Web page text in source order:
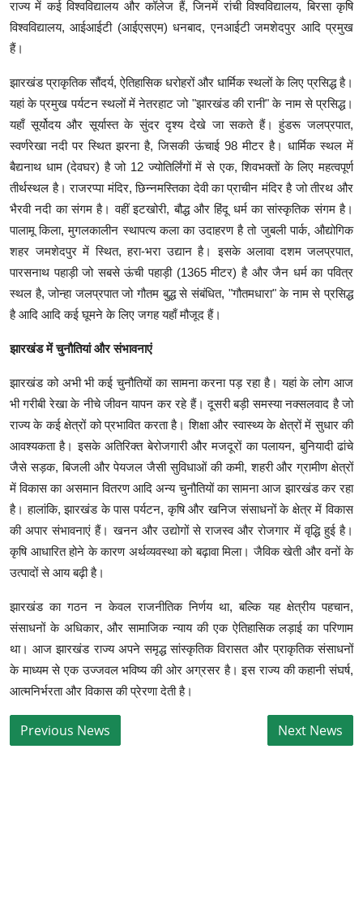
राज्य में कई विश्वविद्यालय और कॉलेज हैं, जिनमें रांची विश्वविद्यालय, बिरसा कृषि
विश्वविद्यालय, आईआईटी (आईएसएम) धनबाद, एनआईटी जमशेदपुर आदि प्रमुख
हैं।
झारखंड प्राकृतिक सौंदर्य, ऐतिहासिक धरोहरों और धार्मिक स्थलों के लिए प्रसिद्ध है।
यहां के प्रमुख पर्यटन स्थलों में नेतरहाट जो "झारखंड की रानी" के नाम से प्रसिद्ध।
यहाँ सूर्योदय और सूर्यास्त के सुंदर दृश्य देखे जा सकते हैं। हुंडरू जलप्रपात,
स्वर्णरेखा नदी पर स्थित झरना है, जिसकी ऊंचाई 98 मीटर है। धार्मिक स्थल में
बैद्यनाथ धाम (देवघर) है जो 12 ज्योतिर्लिंगों में से एक, शिवभक्तों के लिए महत्वपूर्ण
तीर्थस्थल है। राजरप्पा मंदिर, छिन्नमस्तिका देवी का प्राचीन मंदिर है जो तीरथ और
भैरवी नदी का संगम है। वहीं इटखोरी, बौद्ध और हिंदू धर्म का सांस्कृतिक संगम है।
पालामू किला, मुगलकालीन स्थापत्य कला का उदाहरण है तो जुबली पार्क, औद्योगिक
शहर जमशेदपुर में स्थित, हरा-भरा उद्यान है। इसके अलावा दशम जलप्रपात,
पारसनाथ पहाड़ी जो सबसे ऊंची पहाड़ी (1365 मीटर) है और जैन धर्म का पवित्र
स्थल है, जोन्हा जलप्रपात जो गौतम बुद्ध से संबंधित, "गौतमधारा" के नाम से प्रसिद्ध
है आदि आदि कई घूमने के लिए जगह यहाँ मौजूद हैं।
झारखंड में चुनौतियां और संभावनाएं
झारखंड को अभी भी कई चुनौतियों का सामना करना पड़ रहा है। यहां के लोग आज
भी गरीबी रेखा के नीचे जीवन यापन कर रहे हैं। दूसरी बड़ी समस्या नक्सलवाद है जो
राज्य के कई क्षेत्रों को प्रभावित करता है। शिक्षा और स्वास्थ्य के क्षेत्रों में सुधार की
आवश्यकता है। इसके अतिरिक्त बेरोजगारी और मजदूरों का पलायन, बुनियादी ढांचे
जैसे सड़क, बिजली और पेयजल जैसी सुविधाओं की कमी, शहरी और ग्रामीण क्षेत्रों
में विकास का असमान वितरण आदि अन्य चुनौतियों का सामना आज झारखंड कर रहा
है। हालांकि, झारखंड के पास पर्यटन, कृषि और खनिज संसाधनों के क्षेत्र में विकास
की अपार संभावनाएं हैं। खनन और उद्योगों से राजस्व और रोजगार में वृद्धि हुई है।
कृषि आधारित होने के कारण अर्थव्यवस्था को बढ़ावा मिला। जैविक खेती और वनों के
उत्पादों से आय बढ़ी है।
झारखंड का गठन न केवल राजनीतिक निर्णय था, बल्कि यह क्षेत्रीय पहचान,
संसाधनों के अधिकार, और सामाजिक न्याय की एक ऐतिहासिक लड़ाई का परिणाम
था। आज झारखंड राज्य अपने समृद्ध सांस्कृतिक विरासत और प्राकृतिक संसाधनों
के माध्यम से एक उज्जवल भविष्य की ओर अग्रसर है। इस राज्य की कहानी संघर्ष,
आत्मनिर्भरता और विकास की प्रेरणा देती है।